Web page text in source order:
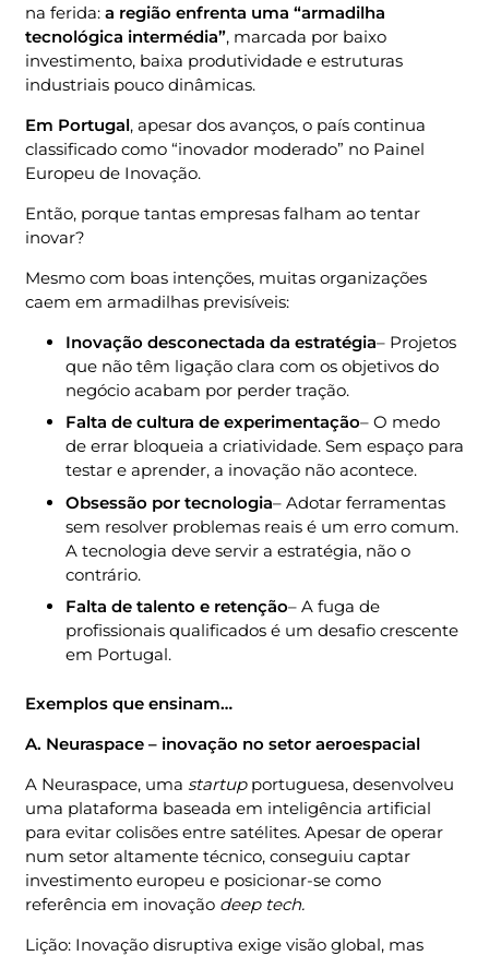
na ferida: a região enfrenta uma “armadilha
tecnológica intermédia”, marcada por baixo
investimento, baixa produtividade e estruturas
industriais pouco dinâmicas.
Em Portugal, apesar dos avanços, o país continua
classificado como “inovador moderado” no Painel
Europeu de Inovação.
Então, porque tantas empresas falham ao tentar
inovar?
Mesmo com boas intenções, muitas organizações
caem em armadilhas previsíveis:
Inovação desconectada da estratégia– Projetos
que não têm ligação clara com os objetivos do
negócio acabam por perder tração.
Falta de cultura de experimentação– O medo
de errar bloqueia a criatividade. Sem espaço para
testar e aprender, a inovação não acontece.
Obsessão por tecnologia– Adotar ferramentas
sem resolver problemas reais é um erro comum.
A tecnologia deve servir a estratégia, não o
contrário.
Falta de talento e retenção– A fuga de
profissionais qualificados é um desafio crescente
em Portugal.
Exemplos que ensinam…
A. Neuraspace – inovação no setor aeroespacial
A Neuraspace, uma startup portuguesa, desenvolveu
uma plataforma baseada em inteligência artificial
para evitar colisões entre satélites. Apesar de operar
num setor altamente técnico, conseguiu captar
investimento europeu e posicionar-se como
referência em inovação deep tech.
Lição: Inovação disruptiva exige visão global, mas